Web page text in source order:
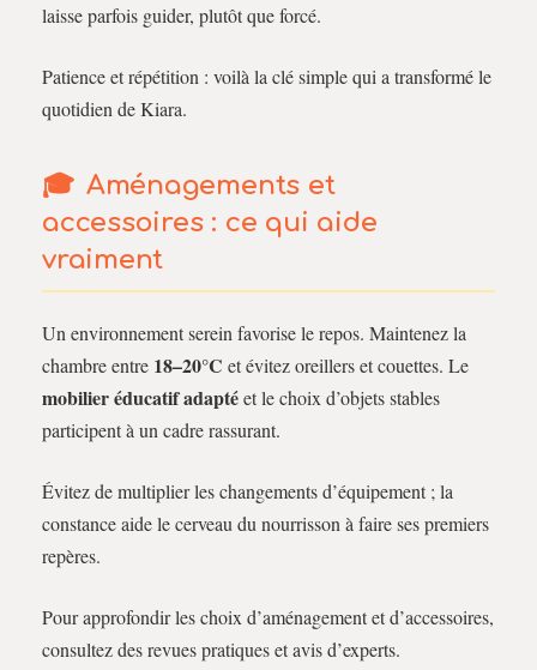
laisse parfois guider, plutôt que forcé.
Patience et répétition : voilà la clé simple qui a transformé le
quotidien de Kiara.
Aménagements et
accessoires : ce qui aide
vraiment
Un environnement serein favorise le repos. Maintenez la
chambre entre 18–20°C et évitez oreillers et couettes. Le
mobilier éducatif adaptéet le choix d’objets stables
participent à un cadre rassurant.
Évitez de multiplier les changements d’équipement ; la
constance aide le cerveau du nourrisson à faire ses premiers
repères.
Pour approfondir les choix d’aménagement et d’accessoires,
consultez des revues pratiques et avis d’experts.